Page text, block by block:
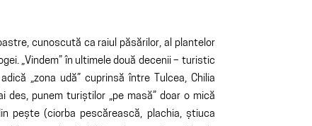
cunoscută ca raiul păsărilor, al plantelor
„Vindem” în ultimele două decenii – turistic
„zona udă” cuprinsă între Tulcea, Chilia
des, punem turiștilor „pe masă” doar o mică
pește (ciorba pescărească, plachia, știuca